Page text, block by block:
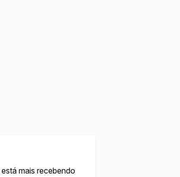
mais recebendo